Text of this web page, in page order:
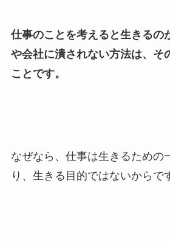
仕事のことを考えると生きるの
や会社に潰されない方法は、そ
ことです。
なぜなら、仕事は生きるための
り、生きる目的ではないからで